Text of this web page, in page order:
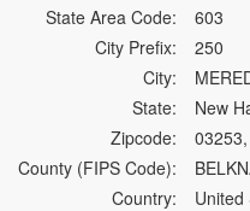
State Area Code:
603
City Prefix:
250
City:
State:
New
Zipcode:
County (FIPS Code):
Country:
United